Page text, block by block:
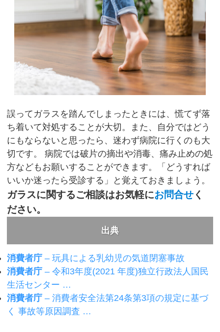
誤ってガラスを踏んでしまったときには、慌てず落
ち着いて対処することが大切。また、自分ではどう
にもならないと思ったら、迷わず病院に行くのも大
切です。
病院では破片の摘出や消毒、痛み止めの処
方などもお願いすることができます。「どうすれば
いいか迷ったら受診する」と覚えておきましょう。
ガラスに関するご相談はお気軽にお問合せ く
ださい。
出典
消費者庁 – 玩具による乳幼児の気道閉塞事故
消費者庁 – 令和3年度(2021 年度)独立行政法人国民
生活センター …
消費者庁 – 消費者安全法第24条第3項の規定に基づ
く 事故等原因調査 …